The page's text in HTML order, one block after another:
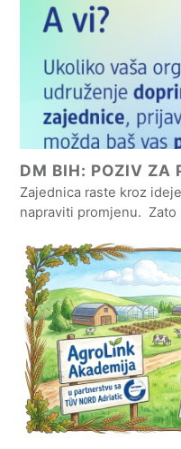
DM BIH: POZIV ZA
Zajednica raste kroz
napraviti promjenu.